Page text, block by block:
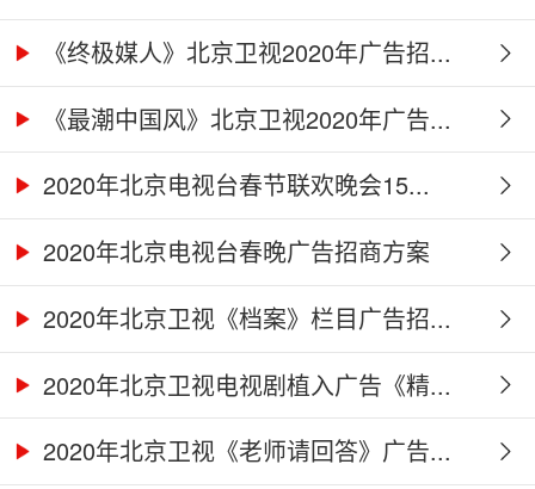
《终极媒人》北京卫视2020年广告招...
《最潮中国风》北京卫视2020年广告...
2020年北京电视台春节联欢晚会15...
2020年北京电视台春晚广告招商方案
2020年北京卫视《档案》栏目广告招...
2020年北京卫视电视剧植入广告《精...
2020年北京卫视《老师请回答》广告...